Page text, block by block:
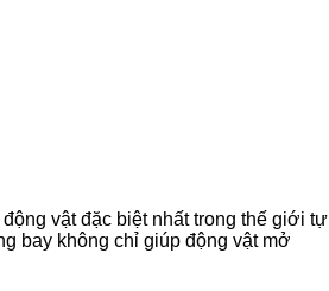
vật đặc biệt nhất trong thế giới tự
bay không chỉ giúp động vật mở